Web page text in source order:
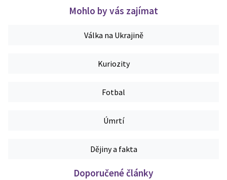
Mohlo by vás zajímat
Válka na Ukrajině
Kuriozity
Fotbal
Úmrtí
Dějiny a fakta
Doporučené články